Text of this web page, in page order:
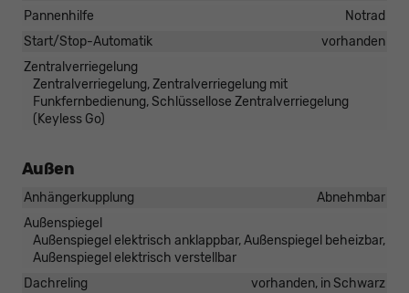
Pannenhilfe
Notrad
Start/Stop-Automatik
vorhanden
Zentralverriegelung
Zentralverriegelung, Zentralverriegelung mit
Funkfernbedienung, Schlüssellose Zentralverriegelung
(Keyless Go)
Außen
Anhängerkupplung
Abnehmbar
Außenspiegel
Außenspiegel elektrisch anklappbar, Außenspiegel beheizbar,
Außenspiegel elektrisch verstellbar
Dachreling
vorhanden, in Schwarz